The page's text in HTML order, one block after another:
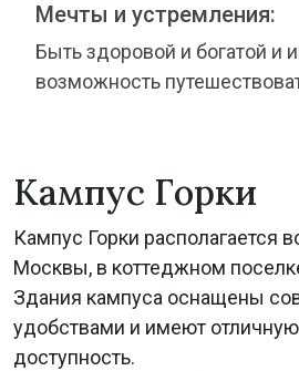
Мечты и устремления:
Быть здоровой и богатой и
возможность
Кампус Горки
Кампус Горки располагается
Москвы, в коттеджном
Здания кампуса оснащены
удобствами и имеют
доступность.